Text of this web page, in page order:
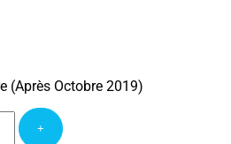
(Après Octobre 2019)
+